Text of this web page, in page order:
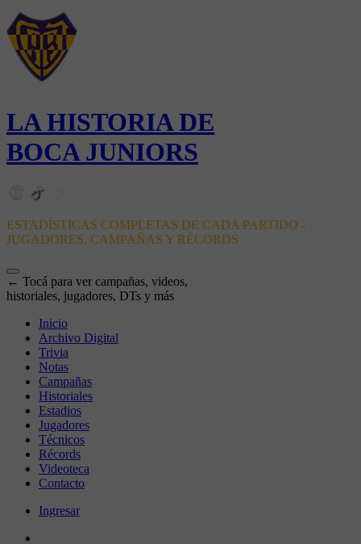
LA HISTORIA DE
BOCA JUNIORS
ESTADÍSTICAS COMPLETAS DE CADA PARTIDO -
JUGADORES, CAMPAÑAS Y RÉCORDS
← Tocá para ver campañas, videos,
historiales, jugadores, DTs y más
Inicio
Archivo Digital
Trivia
Notas
Campañas
Historiales
Estadios
Jugadores
Técnicos
Récords
Videoteca
Contacto
Ingresar